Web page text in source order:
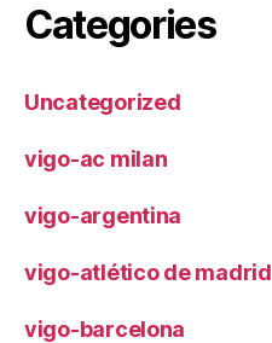
Categories
Uncategorized
vigo-ac milan
vigo-argentina
vigo-atlético de madrid
vigo-barcelona